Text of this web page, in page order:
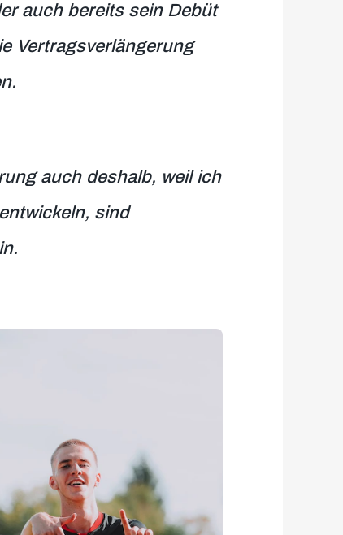
auch bereits sein Debüt
Vertragsverlängerung
auch deshalb, weil ich
sind